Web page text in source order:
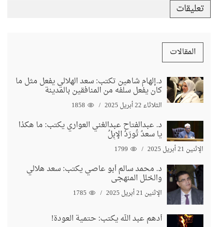
تعليقات
المقالات
د.إلهام شاهين تكتب: سعد الهلالي يفعل مثل ما
كان يفعل سلفه من المنافقين بالمدينة
الثلاثاء 22 أبريل 2025 1858
د. عبدالفتاح عبدالغني العواري يكتب: ما هكذا
يا سعدُ تُورَدُ الإبِلُ
الإثنين 21 أبريل 2025 1799
د. محمد سالم أبو عاصي يكتب: سعد هلالي
والخلل المنهجي
الإثنين 21 أبريل 2025 1785
أدهم عبد الله يكتب: حتمية العودة!